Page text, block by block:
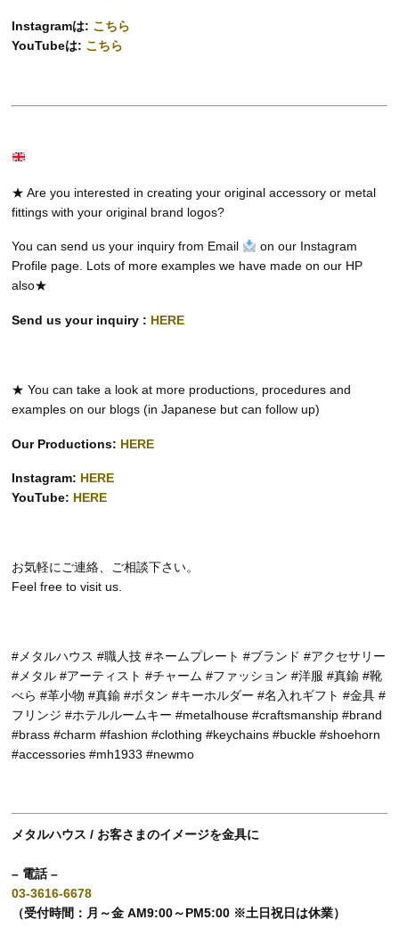
Instagramは: こちら
YouTubeは: こちら
★ Are you interested in creating your original accessory or metal
fittings with your original brand logos?
You can send us your inquiry from Email
on our Instagram
Profile page. Lots of more examples we have made on our HP
also★
Send us your inquiry : HERE
★ You can take a look at more productions, procedures and
examples on our blogs (in Japanese but can follow up)
Our Productions: HERE
Instagram: HERE
YouTube: HERE
お気軽にご連絡、ご相談下さい。
Feel free to visit us.
#メタルハウス #職人技 #ネームプレート #ブランド #アクセサリー
#メタル #アーティスト #チャーム #ファッション #洋服 #真鍮 #靴
べら #革小物 #真鍮 #ボタン #キーホルダー #名入れギフト #金具 #
フリンジ #ホテルルームキー #metalhouse #craftsmanship #brand
#brass #charm #fashion #clothing #keychains #buckle #shoehorn
#accessories #mh1933 #newmo
メタルハウス / お客さまのイメージを金具に
– 電話 –
03-3616-6678
（受付時間：月～金 AM9:00～PM5:00 ※土日祝日は休業）